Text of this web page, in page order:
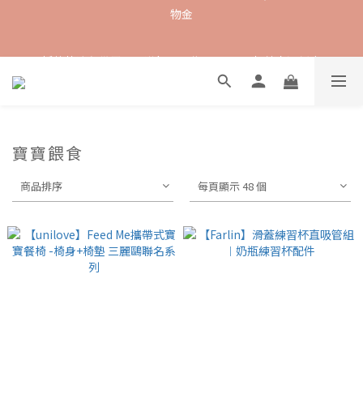
【8月滿額禮】滿$1500 送 $100購物金 ; 滿$ 8000 送 $600購物金
抵抗熱浪必備用品︱滿$2500贈 Farlin EDI超純水溼紙巾
寶寶餵食
商品排序 每頁顯示 48 個